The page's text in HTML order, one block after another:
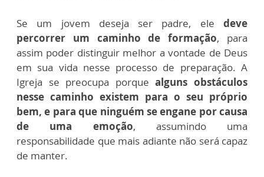
Se um jovem deseja ser padre, ele deve
percorrer um caminho de formação, para
assim poder distinguir melhor a vontade de Deus
em sua vida nesse processo de preparação. A
Igreja se preocupa porquealguns obstáculos
nesse caminho existem para o seu próprio
bem, e para que ninguém se engane por causa
de uma emoção, assumindo uma
responsabilidade que mais adiante não será capaz
de manter.